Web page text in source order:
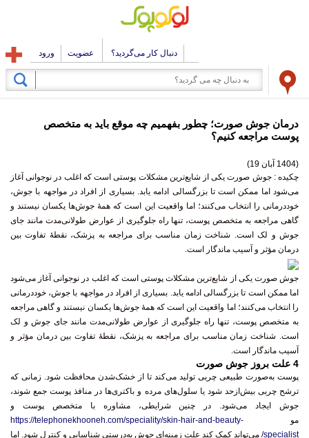
دنبال کار می‌گردید؟ عضویت ورود
درمان جوش صورت؛ چطور بفهمیم چه موقع باید به متخصص
پوست مراجعه کنیم؟
(1404 آبان 19)
چکیده :جوش صورت یکی از شایع‌ترین مشکلات پوستی است که اغلب در نوجوانی آغاز
می‌شود اما ممکن است تا بزرگسالی ادامه یابد. بسیاری از افراد در مواجهه با جوش،
خوددرمانی را انتخاب می‌کنند؛ اما واقعیت این است که همهٔ جوش‌ها یکسان نیستند و
گاهی مراجعه به متخصص پوست، تنها راه جلوگیری از عوارض طولانی‌مدت مانند جای
جوش و لک است. شناخت زمان مناسب برای مراجعه به پزشک، نقطهٔ تفاوت بین
درمان مؤثر و آسیب ماندگار است.
جوش صورت یکی از شایع‌ترین مشکلات پوستی است که اغلب در نوجوانی آغاز می‌شود
اما ممکن است تا بزرگسالی ادامه یابد. بسیاری از افراد در مواجهه با جوش، خوددرمانی
را انتخاب می‌کنند؛ اما واقعیت این است که همهٔ جوش‌ها یکسان نیستند و گاهی مراجعه
به متخصص پوست، تنها راه جلوگیری از عوارض طولانی‌مدت مانند جای جوش و لک
است. شناخت زمان مناسب برای مراجعه به پزشک، نقطهٔ تفاوت بین درمان مؤثر و
آسیب ماندگار است.
4 علت بروز جوش صورت
پوست به‌صورت طبیعی چربی تولید می‌کند تا از خشک‌شدن محافظت شود. زمانی که
ترشح چربی بیش‌ازحد شود یا سلول‌های مرده و باکتری‌ها در منافذ پوست جمع شوند،
جوش ایجاد می‌شود. در چنین شرایطی، مشاوره با متخصص پوست و
مو https://telephonekhooneh.com/speciality/skin-hair-and-beauty-
specialist/ می‌تواند کمک کند علت زمینه‌ای جوش به‌درستی شناسایی و کنترل شود. اما